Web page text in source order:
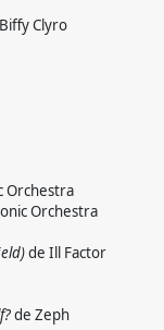
Clyro
Orchestra
Orchestra
de Ill Factor
de Zeph